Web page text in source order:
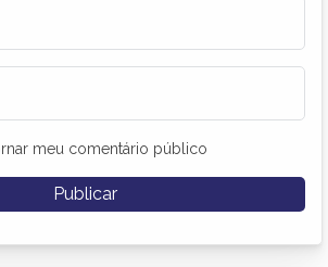
meu comentário público